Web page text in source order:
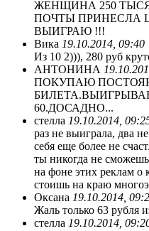
ЖЕНЩИНА 250
ПОЧТЫ ПРИНЕСЛА
ВЫИГРАЮ !!!
Вика 19.10.2014, 09:40
Из 10 2))), 280 руб
АНТОНИНА
ПОКУПАЮ
60.ДОСАДНО...
стелла 19.10.2014,
раз не выиграла, два
себя еще более не
ты никогда не
на фоне этих реклам
стоишь на краю
Оксана 19.10.2014,
Жаль только 63 рубля
стелла 19.10.2014,